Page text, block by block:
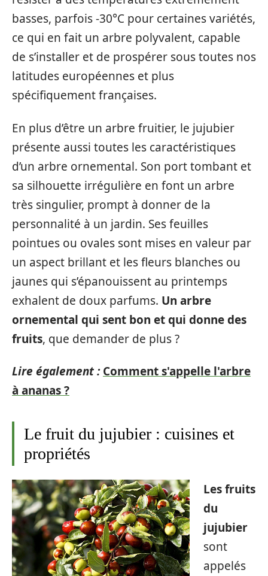
basses, parfois -30°C pour certaines variétés,
ce qui en fait un arbre polyvalent, capable
de s’installer et de prospérer sous toutes nos
latitudes européennes et plus
spécifiquement françaises.
En plus d’être un arbre fruitier, le jujubier
présente aussi toutes les caractéristiques
d’un arbre ornemental. Son port tombant et
sa silhouette irrégulière en font un arbre
très singulier, prompt à donner de la
personnalité à un jardin. Ses feuilles
pointues ou ovales sont mises en valeur par
un aspect brillant et les fleurs blanches ou
jaunes qui s’épanouissent au printemps
exhalent de doux parfums. Un arbre
ornemental qui sent bon et qui donne des
fruits, que demander de plus ?
Lire également : Comment s'appelle l'arbre
à ananas ?
Le fruit du jujubier : cuisines et
propriétés
Les fruits
du
jujubier
sont
appelés